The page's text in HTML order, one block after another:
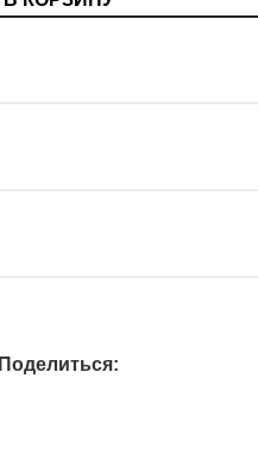
Поделиться: